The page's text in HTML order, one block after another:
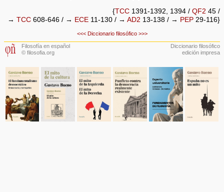
{TCC1391-1392, 1394 / QF2 45 /
→ TCC608-646 / → ECE11-130 / → AD2 13-138 / → PEP29-116}
<<< Diccionario filosófico >>>
Filosofía en español
© filosofia.org
Diccionario filosófico
edición impresa